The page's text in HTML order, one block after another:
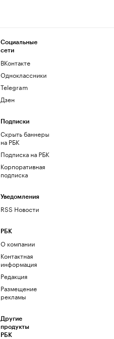
Социальные
сети
ВКонтакте
Одноклассники
Telegram
Дзен
Подписки
Скрыть баннеры
на РБК
Подписка на РБК
Корпоративная
подписка
Уведомления
RSS Новости
РБК
О компании
Контактная
информация
Редакция
Размещение
рекламы
Другие
продукты
РБК